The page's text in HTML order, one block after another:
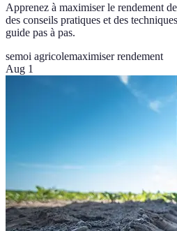
Apprenez à maximiser le rendement
des conseils pratiques et des
guide pas à pas.
semoi agricolemaximiser rendement
Aug 1